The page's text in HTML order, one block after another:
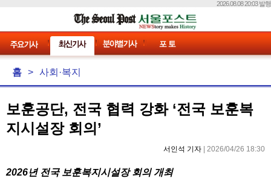
2026.08.08 20:03 발행
홈 > 사회·복지
보훈공단, 전국 협력 강화 ‘전국 보훈복
지시설장 회의’
서인석 기자 | 2026/04/26 18:30
2026년 전국 보훈복지시설장 회의 개최